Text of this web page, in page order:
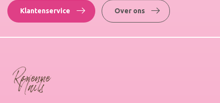
Klantenservice Over ons